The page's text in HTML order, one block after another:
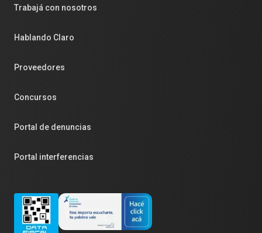
Trabajá con nosotros
Hablando Claro
Proveedores
Concursos
Portal de denuncias
Portal interferencias